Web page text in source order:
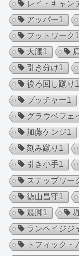
レイ・キャン
アッパー1
フットワーク1
大腰1
引き分け1
後ろ回し蹴り 1
ブッチャー1
グラウベフェ
加藤ケンジ1
刻み蹴り 1
引き小手1
ステップワー
徳山昌守1
震脚1
ランペイジジ
トフィック・